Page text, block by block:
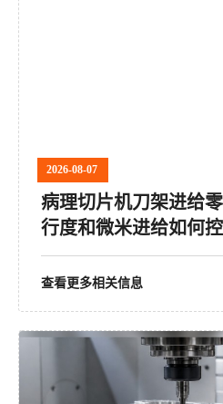
2026-08-07
病理切片机刀架进给
行度和微米进给如何控
查看更多相关信息